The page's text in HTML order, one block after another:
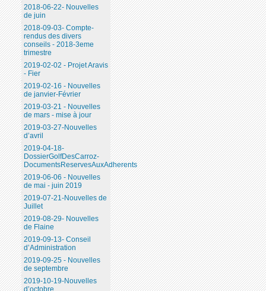
2018-06-22- Nouvelles
de juin
2018-09-03- Compte-
rendus des divers
conseils - 2018-3eme
trimestre
2019-02-02 - Projet Aravis
- Fier
2019-02-16 - Nouvelles
de janvier-Février
2019-03-21 - Nouvelles
de mars - mise à jour
2019-03-27-Nouvelles
d’avril
2019-04-18-
DossierGolfDesCarroz-
DocumentsReservesAuxAdherents
2019-06-06 - Nouvelles
de mai - juin 2019
2019-07-21-Nouvelles de
Juillet
2019-08-29- Nouvelles
de Flaine
2019-09-13- Conseil
d’Administration
2019-09-25 - Nouvelles
de septembre
2019-10-19-Nouvelles